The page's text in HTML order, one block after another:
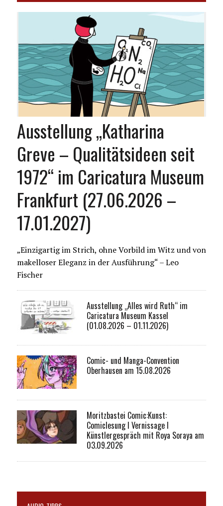
Ausstellung „Katharina
Greve – Qualitätsideen seit
1972“ im Caricatura Museum
Frankfurt (27.06.2026 –
17.01.2027)
„Einzigartig im Strich, ohne Vorbild im Witz und von
makelloser Eleganz in der Ausführung“ – Leo
Fischer
Ausstellung „Alles wird Ruth“ im
Caricatura Museum Kassel
(01.08.2026 – 01.11.2026)
Comic- und Manga-Convention
Oberhausen am 15.08.2026
Moritzbastei Comic:Kunst:
Comiclesung I Vernissage I
Künstlergespräch mit Roya Soraya am
03.09.2026